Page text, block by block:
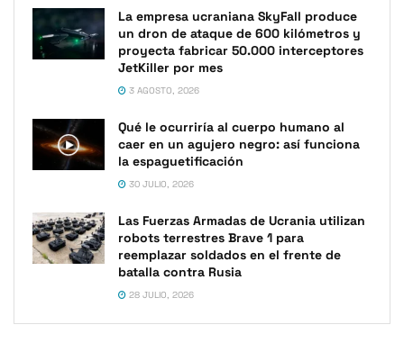
La empresa ucraniana SkyFall produce
un dron de ataque de 600 kilómetros y
proyecta fabricar 50.000 interceptores
JetKiller por mes
3 AGOSTO, 2026
Qué le ocurriría al cuerpo humano al
caer en un agujero negro: así funciona
la espaguetificación
30 JULIO, 2026
Las Fuerzas Armadas de Ucrania utilizan
robots terrestres Brave 1 para
reemplazar soldados en el frente de
batalla contra Rusia
28 JULIO, 2026